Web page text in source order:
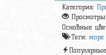
Категория:
Основные
Теги:море